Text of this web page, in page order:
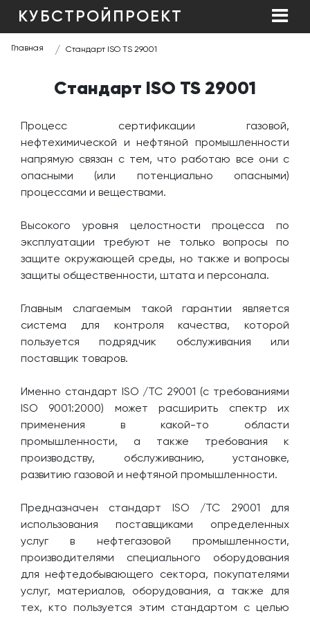
КУБСТРОЙПРОЕКТ
Главная Стандарт ISO TS 29001
Стандарт ISO TS 29001
Процесс сертификации газовой,
нефтехимической и нефтяной промышленности
напрямую связан с тем, что работаю все они с
опасными (или потенциально опасными)
процессами и веществами.
Высокого уровня целостности процесса по
эксплуатации требуют не только вопросы по
защите окружающей среды, но также и вопросы
защиты общественности, штата и персонала.
Главным слагаемым такой гарантии является
система для контроля качества, которой
пользуется подрядчик обслуживания или
поставщик товаров.
Именно стандарт ISO /ТС 29001 (с требованиями
ISO 9001:2000) может расширить спектр их
применения в какой-то области
промышленности, а также требования к
производству, обслуживанию, установке,
развитию газовой и нефтяной промышленности.
Предназначен стандарт ISO /ТС 29001 для
использования поставщиками определенных
услуг в нефтегазовой промышленности,
производителями специального оборудования
для нефтедобывающего сектора, покупателями
услуг, материалов, оборудования, а также для
тех, кто пользуется этим стандартом с целью